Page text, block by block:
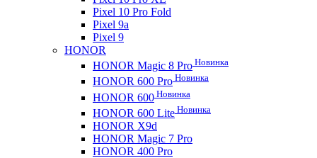
Pixel 10 Pro Fold
Pixel 9a
Pixel 9
HONOR
HONOR Magic 8 Pro Новинка
HONOR 600 Pro Новинка
HONOR 600 Новинка
HONOR 600 Lite Новинка
HONOR X9d
HONOR Magic 7 Pro
HONOR 400 Pro